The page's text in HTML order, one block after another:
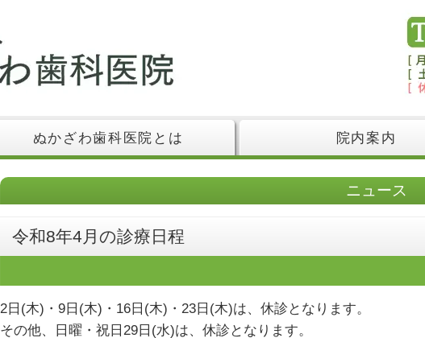
ぬかざわ歯科医院とは 院内案内
ニュース
令和8年4月の診療日程
2日(木)・9日(木)・16日(木)・23日(木)は、休診となります。
その他、日曜・祝日29日(水)は、休診となります。